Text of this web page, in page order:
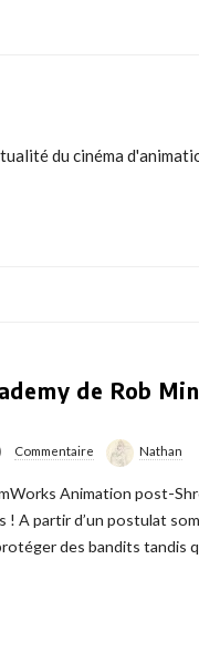
du cinéma
de Rob
Commentaire Nathan
Animation post-
! A partir d’un postulat
des bandits tandis